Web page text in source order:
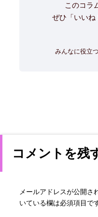
このコラ
ぜひ「いいね
みんなに役立
コメントを残
メールアドレスが公開さ
いている欄は必須項目で